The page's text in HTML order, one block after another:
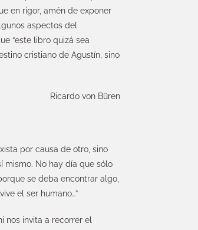
en rigor, amén de exponer
aspectos del
“este libro quizá sea
cristiano de Agustín, sino
Ricardo von Büren
por causa de otro, sino
mismo. No hay día que sólo
se deba encontrar algo,
el ser humano…”
nos invita a recorrer el